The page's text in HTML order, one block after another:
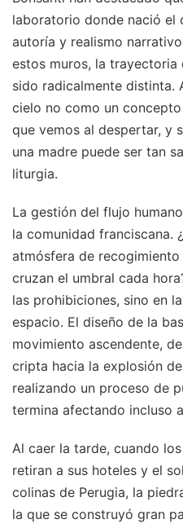
laboratorio donde nació el
autoría y realismo
estos muros, la
sido radicalmente distinta.
cielo no como un
que vemos al despertar, y
una madre puede ser tan
liturgia.
La gestión del flujo
la comunidad franciscana.
atmósfera de
cruzan el umbral cada
las prohibiciones, sino en
espacio. El diseño de la
movimiento ascendente,
cripta hacia la explosión
realizando un proceso de
termina afectando incluso
Al caer la tarde, cuando
retiran a sus hoteles y el
colinas de Perugia, la
la que se construyó gran